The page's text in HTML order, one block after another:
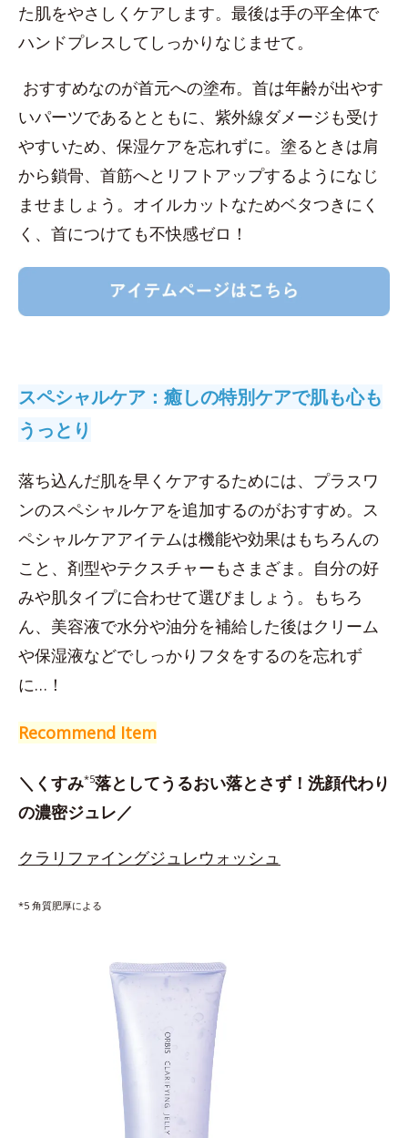
た肌をやさしくケアします。最後は手の平全体で
ハンドプレスしてしっかりなじませて。
おすすめなのが首元への塗布。首は年齢が出やす
いパーツであるとともに、紫外線ダメージも受け
やすいため、保湿ケアを忘れずに。塗るときは肩
から鎖骨、首筋へとリフトアップするようになじ
ませましょう。オイルカットなためベタつきにく
く、首につけても不快感ゼロ！
スペシャルケア：癒しの特別ケアで肌も心も
うっとり
落ち込んだ肌を早くケアするためには、プラスワ
ンのスペシャルケアを追加するのがおすすめ。ス
ペシャルケアアイテムは機能や効果はもちろんの
こと、剤型やテクスチャーもさまざま。自分の好
みや肌タイプに合わせて選びましょう。もちろ
ん、美容液で水分や油分を補給した後はクリーム
や保湿液などでしっかりフタをするのを忘れず
に…！
Recommend Item
＼くすみ*5落としてうるおい落とさず！洗顔代わり
の濃密ジュレ／
クラリファイングジュレウォッシュ
*5 角質肥厚による